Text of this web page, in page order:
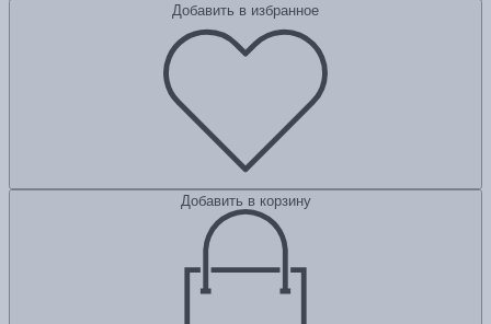
Добавить в избранное
Добавить в корзину